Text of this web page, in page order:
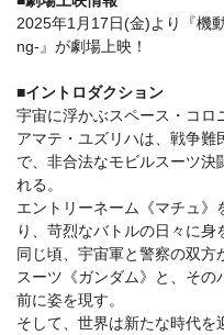
2025年1月17日(金)より『機
ng-』が劇場上映！
■イントロダクション
宇宙に浮かぶスペース・コロ
アマテ・ユズリハは、戦争難
で、非合法なモビルスーツ決
れる。
エントリーネーム《マチュ
り、苛烈なバトルの日々に身
同じ頃、宇宙軍と警察の双
スーツ《ガンダム》と、そ
前に姿を現す。
そして、世界は新たな時代を